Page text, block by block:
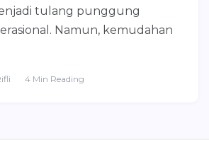
tulang punggung
Namun, kemudahan
4 Min Reading